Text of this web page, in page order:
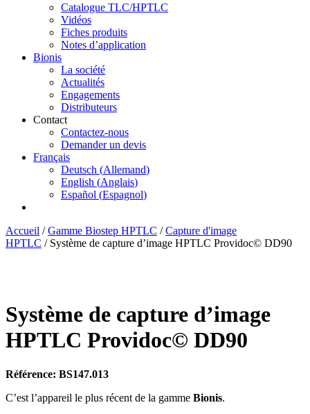
Catalogue TLC/HPTLC
Vidéos
Fiches produits
Notes d’application
Bionis
La société
Actualités
Engagements
Distributeurs
Contact
Contactez-nous
Demander un devis
Français
Deutsch (Allemand)
English (Anglais)
Español (Espagnol)
Accueil /Gamme Biostep HPTLC /Capture d'image
HPTLC / Système de capture d’image HPTLC Providoc© DD90
Système de capture d’image
HPTLC Providoc© DD90
Référence: BS147.013
C’est l’appareil le plus récent de la gamme Bionis.